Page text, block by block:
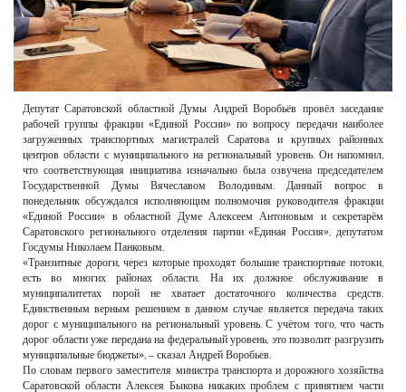
Депутат Саратовской областной Думы Андрей Воробьёв провёл заседание
рабочей группы фракции «Единой России» по вопросу передачи наиболее
загруженных транспортных магистралей Саратова и крупных районных
центров области с муниципального на региональный уровень. Он напомнил,
что соответствующая инициатива изначально была озвучена председателем
Государственной Думы Вячеславом Володиным. Данный вопрос в
понедельник обсуждался исполняющим полномочия руководителя фракции
«Единой России» в областной Думе Алексеем Антоновым и секретарём
Саратовского регионального отделения партии «Единая Россия», депутатом
Госдумы Николаем Панковым.
«Транзитные дороги, через которые проходят большие транспортные потоки,
есть во многих районах области. На их должное обслуживание в
муниципалитетах порой не хватает достаточного количества средств.
Единственным верным решением в данном случае является передача таких
дорог с муниципального на региональный уровень. С учётом того, что часть
дорог области уже передана на федеральный уровень, это позволит разгрузить
муниципальные бюджеты», – сказал Андрей Воробьев.
По словам первого заместителя министра транспорта и дорожного хозяйства
Саратовской области Алексея Быкова никаких проблем с принятием части